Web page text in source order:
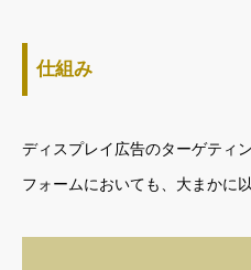
仕組み
ディスプレイ広告のターゲティ
フォームにおいても、大まかに